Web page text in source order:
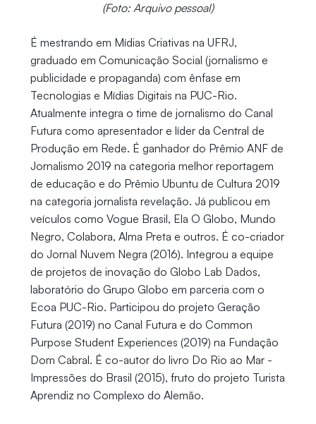
(Foto: Arquivo pessoal)
É mestrando em Mídias Criativas na UFRJ,
graduado em Comunicação Social (jornalismo e
publicidade e propaganda) com ênfase em
Tecnologias e Mídias Digitais na PUC-Rio.
Atualmente integra o time de jornalismo do Canal
Futura como apresentador e líder da Central de
Produção em Rede. É ganhador do Prêmio ANF de
Jornalismo 2019 na categoria melhor reportagem
de educação e do Prêmio Ubuntu de Cultura 2019
na categoria jornalista revelação. Já publicou em
veículos como Vogue Brasil, Ela O Globo, Mundo
Negro, Colabora, Alma Preta e outros. É co-criador
do Jornal Nuvem Negra (2016). Integrou a equipe
de projetos de inovação do Globo Lab Dados,
laboratório do Grupo Globo em parceria com o
Ecoa PUC-Rio. Participou do projeto Geração
Futura (2019) no Canal Futura e do Common
Purpose Student Experiences (2019) na Fundação
Dom Cabral. É co-autor do livro Do Rio ao Mar -
Impressões do Brasil (2015), fruto do projeto Turista
Aprendiz no Complexo do Alemão.